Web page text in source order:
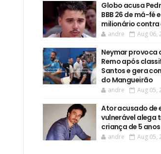
Globo acusa
BBB 26 de má-fé
milionário contra
andre Aug 06,
Neymar provoca
Remo após
Santos e gera
do Mangueirão
andre Aug 05,
Ator acusado de
vulnerável alega
criança de 5
andre Aug 05,